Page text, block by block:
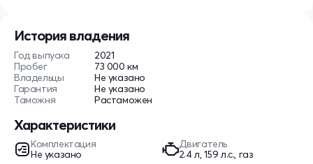
История владения
Год выпуска
2021
Пробег
73 000 км
Владельцы
Не указано
Гарантия
Не указано
Таможня
Растаможен
Характеристики
Комплектация
Не указано
Двигатель
2.4 л, 159 л.с., газ